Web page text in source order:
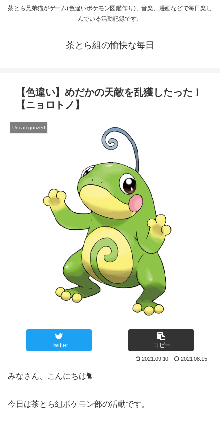
茶とら兄弟猫がゲーム(色違いポケモン図鑑作り)、音楽、漫画などで毎日楽し
んでいる活動記録です。
茶とら組の愉快な毎日
【色違い】めだかの天敵を乱獲したった！
【ニョロトノ】
Uncategorized
Twitter コピー
2021.09.10 2021.08.15
みなさん、こんにちは🐈️
今日は茶とら組ポケモン部の活動です。